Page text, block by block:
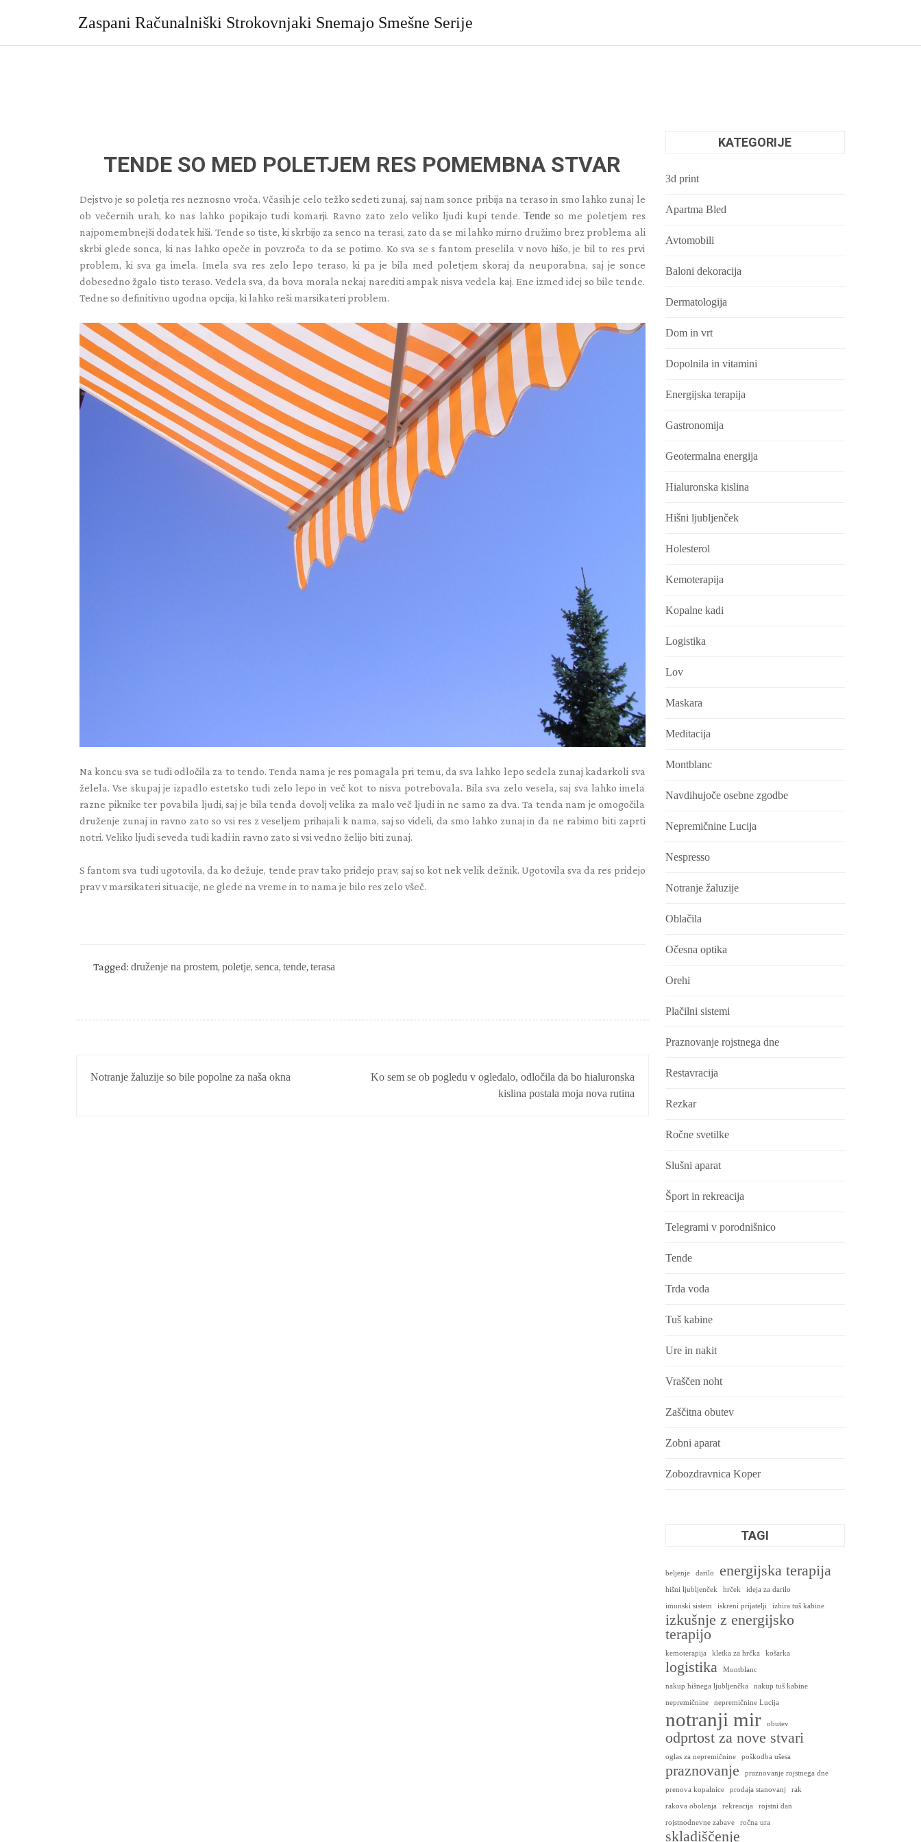
Zaspani Računalniški Strokovnjaki Snemajo Smešne Serije
TENDE SO MED POLETJEM RES POMEMBNA STVAR
Dejstvo je so poletja res neznosno vroča. Včasih je celo težko sedeti zunaj, saj nam sonce pribija na teraso in smo lahko zunaj le
ob večernih urah, ko nas lahko popikajo tudi komarji. Ravno zato zelo veliko ljudi kupi tende.Tende so me poletjem res
najpomembnejši dodatek hiši. Tende so tiste, ki skrbijo za senco na terasi, zato da se mi lahko mirno družimo brez problema ali
skrbi glede sonca, ki nas lahko opeče in povzroča to da se potimo. Ko sva se s fantom preselila v novo hišo, je bil to res prvi
problem, ki sva ga imela. Imela sva res zelo lepo teraso, ki pa je bila med poletjem skoraj da neuporabna, saj je sonce
dobesedno žgalo tisto teraso. Vedela sva, da bova morala nekaj narediti ampak nisva vedela kaj. Ene izmed idej so bile tende.
Tedne so definitivno ugodna opcija, ki lahko reši marsikateri problem.
Na koncu sva se tudi odločila za to tendo. Tenda nama je res pomagala pri temu, da sva lahko lepo sedela zunaj kadarkoli sva
želela. Vse skupaj je izpadlo estetsko tudi zelo lepo in več kot to nisva potrebovala. Bila sva zelo vesela, saj sva lahko imela
razne piknike ter povabila ljudi, saj je bila tenda dovolj velika za malo več ljudi in ne samo za dva. Ta tenda nam je omogočila
druženje zunaj in ravno zato so vsi res z veseljem prihajali k nama, saj so videli, da smo lahko zunaj in da ne rabimo biti zaprti
notri. Veliko ljudi seveda tudi kadi in ravno zato si vsi vedno želijo biti zunaj.
S fantom sva tudi ugotovila, da ko dežuje, tende prav tako pridejo prav, saj so kot nek velik dežnik. Ugotovila sva da res pridejo
prav v marsikateri situacije, ne glede na vreme in to nama je bilo res zelo všeč.
Tagged: druženje na prostem, poletje, senca, tende, terasa
NAVIGACIJA
Notranje žaluzije so bile popolne za naša okna
Ko sem se ob pogledu v ogledalo, odločila da bo hialuronska
kislina postala moja nova rutina
KATEGORIJE
3d print
Apartma Bled
Avtomobili
Baloni dekoracija
Dermatologija
Dom in vrt
Dopolnila in vitamini
Energijska terapija
Gastronomija
Geotermalna energija
Hialuronska kislina
Hišni ljubljenček
Holesterol
Kemoterapija
Kopalne kadi
Logistika
Lov
Maskara
Meditacija
Montblanc
Navdihujoče osebne zgodbe
Nepremičnine Lucija
Nespresso
Notranje žaluzije
Oblačila
Očesna optika
Orehi
Plačilni sistemi
Praznovanje rojstnega dne
Restavracija
Rezkar
Ročne svetilke
Slušni aparat
Šport in rekreacija
Telegrami v porodnišnico
Tende
Trda voda
Tuš kabine
Ure in nakit
Vraščen noht
Zaščitna obutev
Zobni aparat
Zobozdravnica Koper
TAGI
beljenje darilo energijska terapija
hišni ljubljenček hrček ideja za darilo
imunski sistem iskreni prijatelji izbira tuš kabine
izkušnje z energijsko
terapijo
kemoterapija kletka za hrčka košarka
logistika Montblanc
nakup hišnega ljubljenčka nakup tuš kabine
nepremičnine nepremičnine Lucija
notranji mir obutev
odprtost za nove stvari
oglas za nepremičnine poškodba ušesa
praznovanje praznovanje rojstnega dne
prenova kopalnice prodaja stanovanj rak
rakova obolenja rekreacija rojstni dan
rojstnodnevne zabave ročna ura
skladiščenje